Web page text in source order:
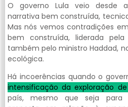
O governo Lula veio desde
narrativa bem construída,
Mas nós vemos contradições
bem construída, liderada
também pelo ministro Haddad,
ecológica.
Há incoerências quando o
intensificação da exploração
país, mesmo que seja para